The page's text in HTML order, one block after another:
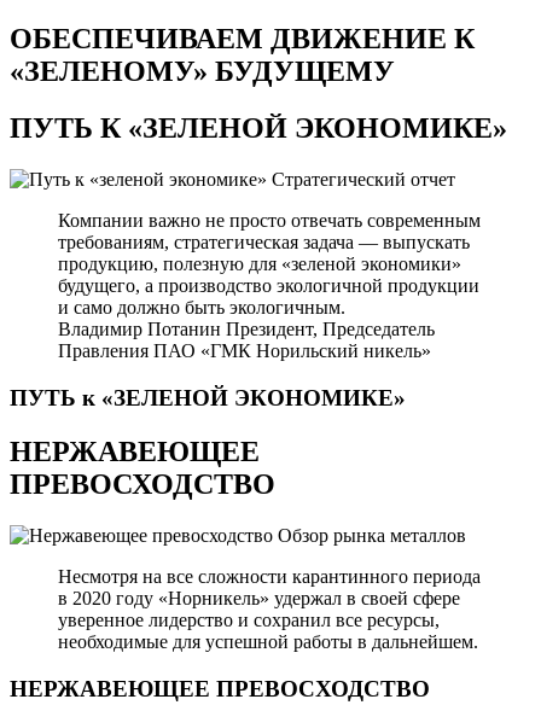
ОБЕСПЕЧИВАЕМ ДВИЖЕНИЕ К
«ЗЕЛЕНОМУ» БУДУЩЕМУ
ПУТЬ К«ЗЕЛЕНОЙ ЭКОНОМИКЕ»
Стратегический отчет
Компании важно не просто отвечать современным
требованиям, стратегическая задача — выпускать
продукцию, полезную для «зеленой экономики»
будущего, а производство экологичной продукции
и само должно быть экологичным.
Владимир Потанин Президент, Председатель
Правления ПАО «ГМК Норильский никель»
ПУТЬ к «ЗЕЛЕНОЙ ЭКОНОМИКЕ»
НЕРЖАВЕЮЩЕЕ
ПРЕВОСХОДСТВО
Обзор рынка металлов
Несмотря на все сложности карантинного периода
в 2020 году «Норникель» удержал в своей сфере
уверенное лидерство и сохранил все ресурсы,
необходимые для успешной работы в дальнейшем.
НЕРЖАВЕЮЩЕЕ ПРЕВОСХОДСТВО